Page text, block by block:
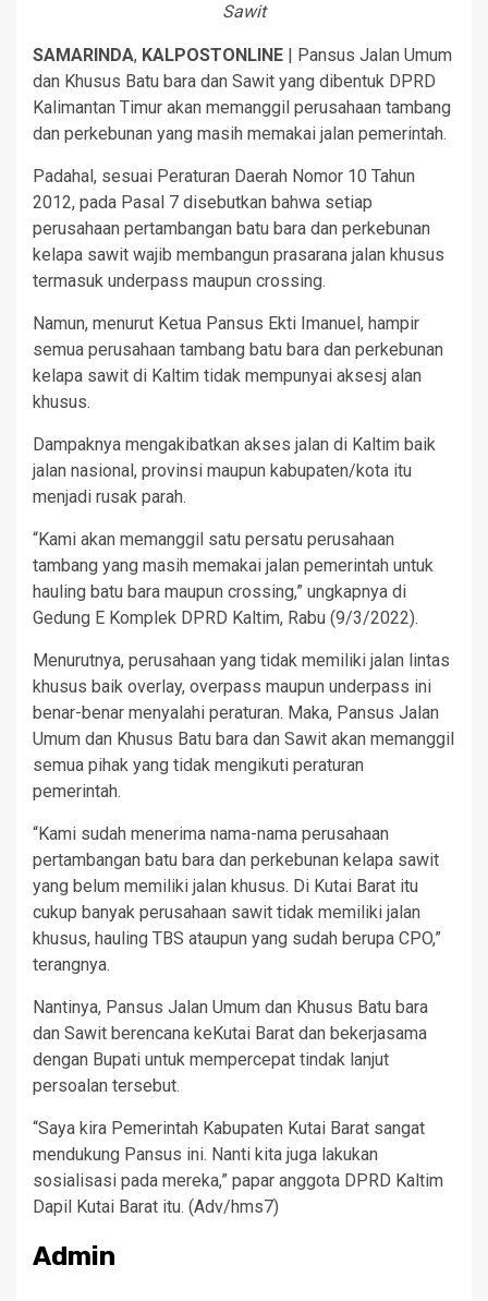
Sawit
SAMARINDA, KALPOSTONLINE | Pansus Jalan Umum
dan Khusus Batu bara dan Sawit yang dibentuk DPRD
Kalimantan Timur akan memanggil perusahaan tambang
dan perkebunan yang masih memakai jalan pemerintah.
Padahal, sesuai Peraturan Daerah Nomor 10 Tahun
2012, pada Pasal 7 disebutkan bahwa setiap
perusahaan pertambangan batu bara dan perkebunan
kelapa sawit wajib membangun prasarana jalan khusus
termasuk underpass maupun crossing.
Namun, menurut Ketua Pansus Ekti Imanuel, hampir
semua perusahaan tambang batu bara dan perkebunan
kelapa sawit di Kaltim tidak mempunyai aksesj alan
khusus.
Dampaknya mengakibatkan akses jalan di Kaltim baik
jalan nasional, provinsi maupun kabupaten/kota itu
menjadi rusak parah.
“Kami akan memanggil satu persatu perusahaan
tambang yang masih memakai jalan pemerintah untuk
hauling batu bara maupun crossing,” ungkapnya di
Gedung E Komplek DPRD Kaltim, Rabu (9/3/2022).
Menurutnya, perusahaan yang tidak memiliki jalan lintas
khusus baik overlay, overpass maupun underpass ini
benar-benar menyalahi peraturan. Maka, Pansus Jalan
Umum dan Khusus Batu bara dan Sawit akan memanggil
semua pihak yang tidak mengikuti peraturan
pemerintah.
“Kami sudah menerima nama-nama perusahaan
pertambangan batu bara dan perkebunan kelapa sawit
yang belum memiliki jalan khusus. Di Kutai Barat itu
cukup banyak perusahaan sawit tidak memiliki jalan
khusus, hauling TBS ataupun yang sudah berupa CPO,”
terangnya.
Nantinya, Pansus Jalan Umum dan Khusus Batu bara
dan Sawit berencana keKutai Barat dan bekerjasama
dengan Bupati untuk mempercepat tindak lanjut
persoalan tersebut.
“Saya kira Pemerintah Kabupaten Kutai Barat sangat
mendukung Pansus ini. Nanti kita juga lakukan
sosialisasi pada mereka,” papar anggota DPRD Kaltim
Dapil Kutai Barat itu. (Adv/hms7)
Admin